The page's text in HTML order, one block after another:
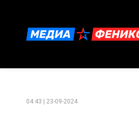
04:43 | 23-09-2024